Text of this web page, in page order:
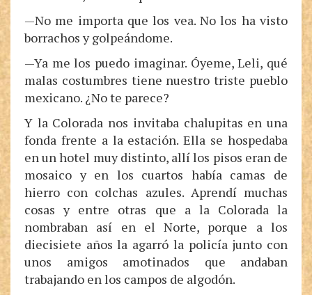
—No me importa que los vea. No los ha visto
borrachos y golpeándome.
—Ya me los puedo imaginar. Óyeme, Leli, qué
malas costumbres tiene nuestro triste pueblo
mexicano. ¿No te parece?
Y la Colorada nos invitaba chalupitas en una
fonda frente a la estación. Ella se hospedaba
en un hotel muy distinto, allí los pisos eran de
mosaico y en los cuartos había camas de
hierro con colchas azules. Aprendí muchas
cosas y entre otras que a la Colorada la
nombraban así en el Norte, porque a los
diecisiete años la agarró la policía junto con
unos amigos amotinados que andaban
trabajando en los campos de algodón.